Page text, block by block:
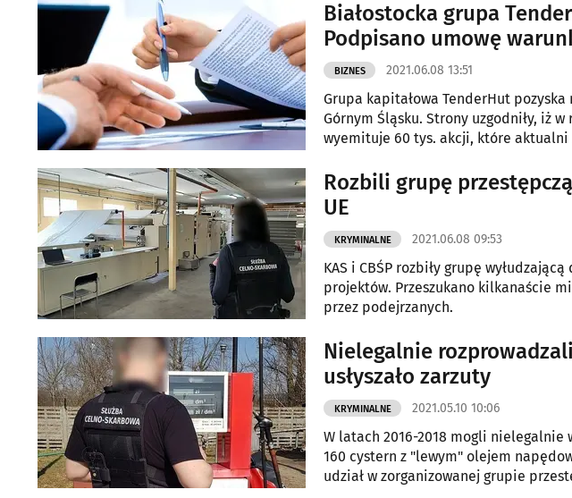
Białostocka grupa
Podpisano umowę
BIZNES 2021.06.08 13:51
Grupa kapitałowa TenderHut
Górnym Śląsku. Strony uzgodniły, iż
wyemituje 60 tys. akcji, które aktualni
Rozbili grupę
UE
KRYMINALNE 2021.06.08 09:53
KAS i CBŚP rozbiły grupę
projektów. Przeszukano kilkanaście
przez podejrzanych.
Nielegalnie
usłyszało zarzuty
KRYMINALNE 2021.05.10 10:06
W latach 2016-2018 mogli
160 cystern z "lewym" olejem
udział w zorganizowanej grupie